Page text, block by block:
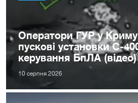
Оператори ГУР у Криму
пускові установки С-
керування БпЛА (відео)
10 серпня 2026